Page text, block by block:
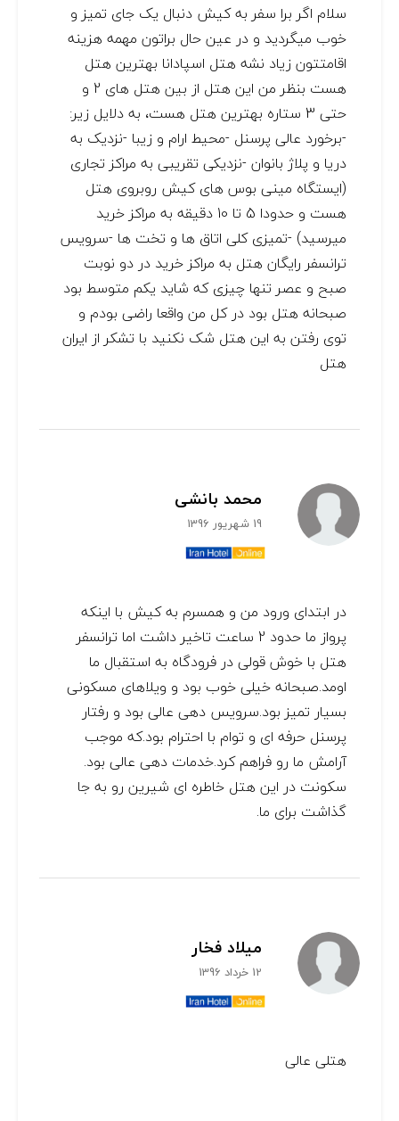
سلام اگر برا سفر به کیش دنبال یک جای تمیز و
خوب میگردید و در عین حال براتون مهمه هزینه
اقامتتون زیاد نشه هتل اسپادانا بهترین هتل
هست بنظر من این هتل از بین هتل های 2 و
حتی 3 ستاره بهترین هتل هست، به دلایل زیر:
-برخورد عالی پرسنل -محیط ارام و زیبا -نزدیک به
دریا و پلاژ بانوان -نزدیکی تقریبی به مراکز تجاری
(ایستگاه مینی بوس های کیش روبروی هتل
هست و حدودا 5 تا 10 دقیقه به مراکز خرید
میرسید) -تمیزی کلی اتاق ها و تخت ها -سرویس
ترانسفر رایگان هتل به مراکز خرید در دو نوبت
صبح و عصر تنها چیزی که شاید یکم متوسط بود
صبحانه هتل بود در کل من واقعا راضی بودم و
توی رفتن به این هتل شک نکنید با تشکر از ایران
هتل
محمد بانشی
19 شهریور 1396
در ابتدای ورود من و همسرم به کیش با اینکه
پرواز ما حدود 2 ساعت تاخیر داشت اما ترانسفر
هتل با خوش قولی در فرودگاه به استقبال ما
اومد.صبحانه خیلی خوب بود و ویلاهای مسکونی
بسیار تمیز بود.سرویس دهی عالی بود و رفتار
پرسنل حرفه ای و توام با احترام بود.که موجب
آرامش ما رو فراهم کرد.خدمات دهی عالی بود.
سکونت در این هتل خاطره ای شیرین رو به جا
گذاشت برای ما.
میلاد فخار
12 خرداد 1396
هتلی عالی